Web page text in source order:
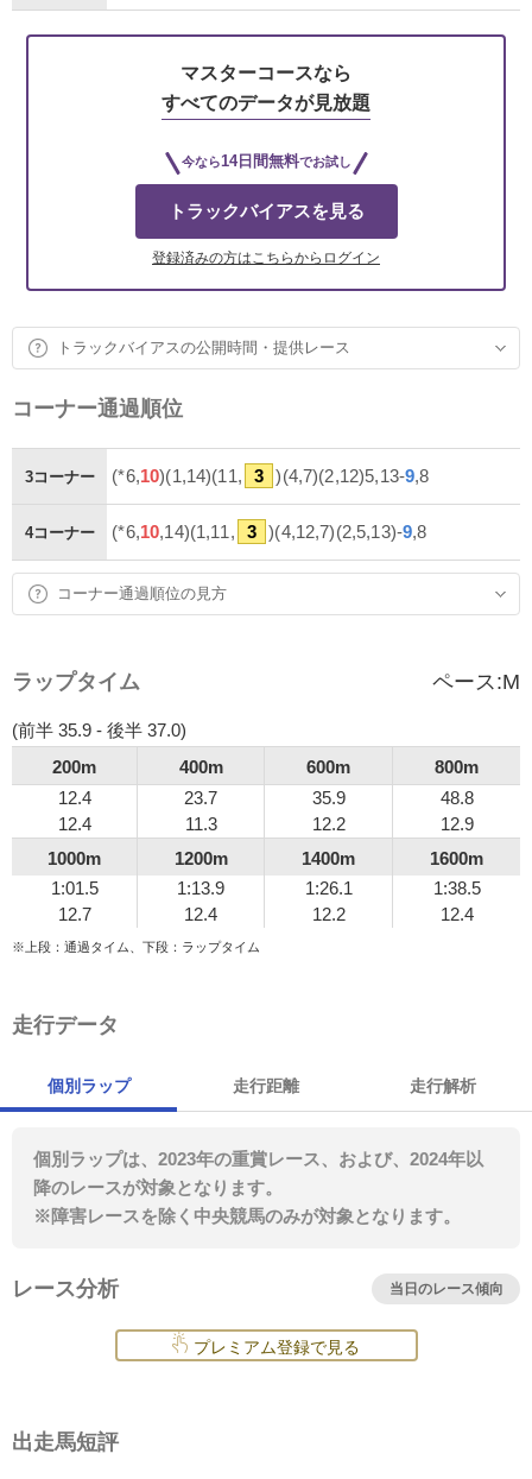
マスターコースなら
すべてのデータが見放題
今なら14日間無料でお試し
トラックバイアスを見る
登録済みの方はこちらからログイン
トラックバイアスの公開時間・提供レース
コーナー通過順位
3コーナー (*6,10)(1,14)(11, 3 )(4,7)(2,12)5,13-9,8
4コーナー (*6,10,14)(1,11, 3 )(4,12,7)(2,5,13)-9,8
コーナー通過順位の見方
ラップタイム ペース:M
(前半 35.9 - 後半 37.0)
200m
400m 600m
800m
12.4
12.4
23.7
11.3
35.9
12.2
48.8
12.9
1000m
1200m 1400m
1600m
1:01.5
12.7
1:13.9
12.4
1:26.1
12.2
1:38.5
12.4
※上段：通過タイム、下段：ラップタイム
走行データ
個別ラップ 走行距離 走行解析
個別ラップは、2023年の重賞レース、および、2024年以
降のレースが対象となります。
※障害レースを除く中央競馬のみが対象となります。
レース分析 当日のレース傾向
プレミアム登録で見る
出走馬短評